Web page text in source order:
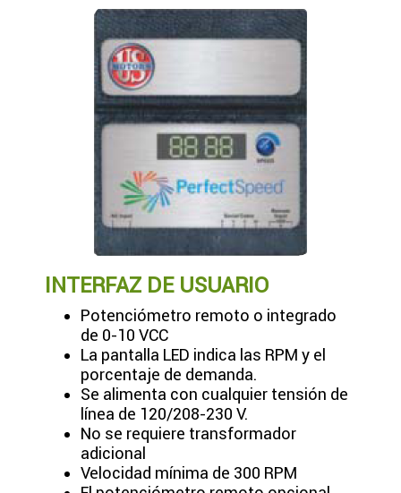
INTERFAZ DE USUARIO
Potenciómetro remoto o integrado
de 0-10 VCC
La pantalla LED indica las RPM y el
porcentaje de demanda.
Se alimenta con cualquier tensión de
línea de 120/208-230 V.
No se requiere transformador
adicional
Velocidad mínima de 300 RPM